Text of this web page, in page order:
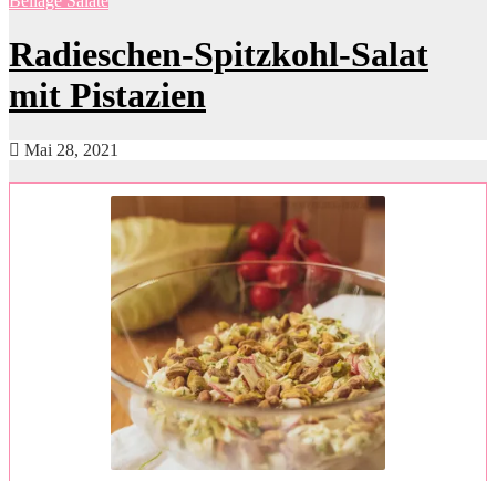
Radieschen-Spitzkohl-Salat
mit Pistazien
Mai 28, 2021